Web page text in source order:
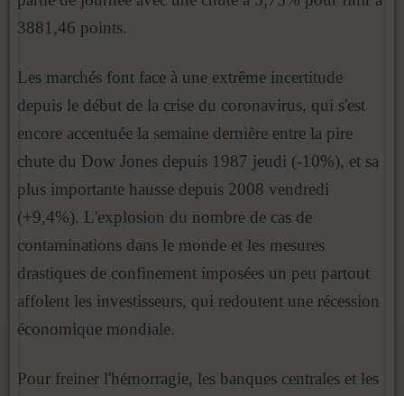
3881,46 points.
Les marchés font face à une extrême incertitude
depuis le début de la crise du coronavirus, qui s'est
encore accentuée la semaine dernière entre la pire
chute du Dow Jones depuis 1987 jeudi (-10%), et sa
plus importante hausse depuis 2008 vendredi
(+9,4%). L'explosion du nombre de cas de
contaminations dans le monde et les mesures
drastiques de confinement imposées un peu partout
affolent les investisseurs, qui redoutent une récession
économique mondiale.
Pour freiner l'hémorragie, les banques centrales et les